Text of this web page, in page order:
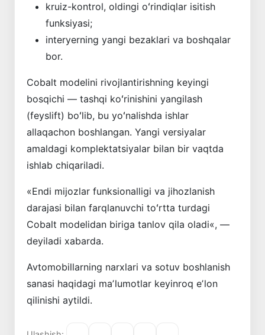
kruiz-kontrol, oldingi oʻrindiqlar isitish
funksiyasi;
interyerning yangi bezaklari va boshqalar
bor.
Cobalt modelini rivojlantirishning keyingi
bosqichi — tashqi koʻrinishini yangilash
(feyslift) boʻlib, bu yoʻnalishda ishlar
allaqachon boshlangan. Yangi versiyalar
amaldagi komplektatsiyalar bilan bir vaqtda
ishlab chiqariladi.
«Endi mijozlar funksionalligi va jihozlanish
darajasi bilan farqlanuvchi toʻrtta turdagi
Cobalt modelidan biriga tanlov qila oladi«, —
deyiladi xabarda.
Avtomobillarning narxlari va sotuv boshlanish
sanasi haqidagi maʼlumotlar keyinroq eʼlon
qilinishi aytildi.